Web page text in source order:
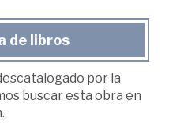
de libros
por la
buscar esta obra en